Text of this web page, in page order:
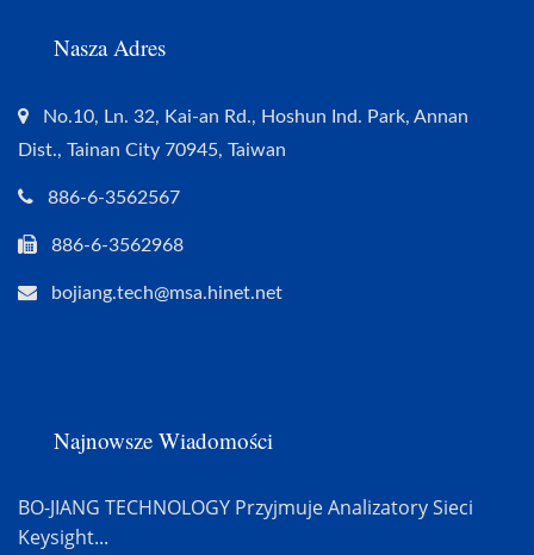
Nasza Adres
No.10, Ln. 32, Kai-an Rd., Hoshun Ind. Park, Annan
Dist., Tainan City 70945, Taiwan
886-6-3562567
886-6-3562968
bojiang.tech@msa.hinet.net
Najnowsze Wiadomości
BO-JIANG TECHNOLOGY Przyjmuje Analizatory Sieci
Keysight...